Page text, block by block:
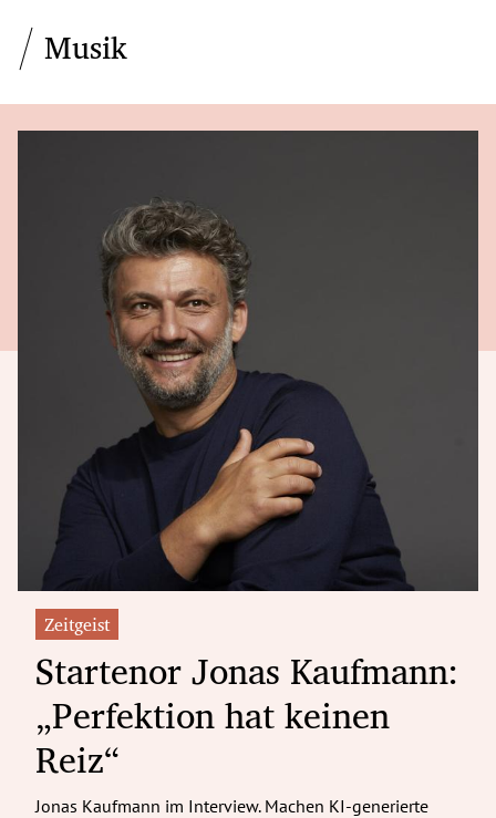
Musik
Zeitgeist
Startenor Jonas Kaufmann:
„Perfektion hat keinen
Reiz“
Jonas Kaufmann im Interview. Machen KI-generierte